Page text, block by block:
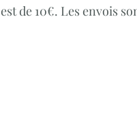
est de 10€. Les envois